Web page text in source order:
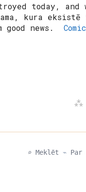
today, and
kura
good news.
⌕ Meklēt ⌁ Par